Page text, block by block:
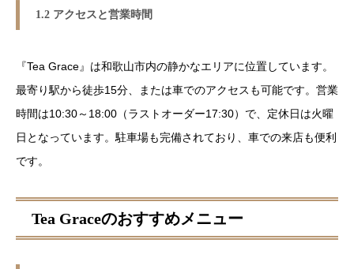
1.2 アクセスと営業時間
『Tea Grace』は和歌山市内の静かなエリアに位置しています。
最寄り駅から徒歩15分、または車でのアクセスも可能です。営業
時間は10:30～18:00（ラストオーダー17:30）で、定休日は火曜
日となっています。駐車場も完備されており、車での来店も便利
です。
Tea Graceのおすすめメニュー